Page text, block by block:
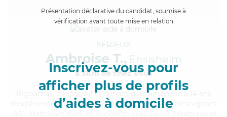
Présentation déclarative du candidat, soumise à
vérification avant toute mise en relation
Inscrivez-vous pour
afficher plus de profils
d’aides à domicile
SÉRIEUX
Ambroise T., Ensisheim
à 5km de chez Vous
, coopératif et dynamique, Ambroise a 14 ans
d'expérience et possède un diplôme d'Etat d'aide-soignant